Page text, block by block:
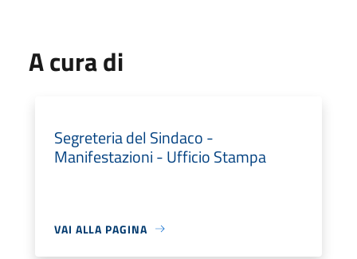
A cura di
Segreteria del Sindaco -
Manifestazioni - Ufficio Stampa
VAI ALLA PAGINA